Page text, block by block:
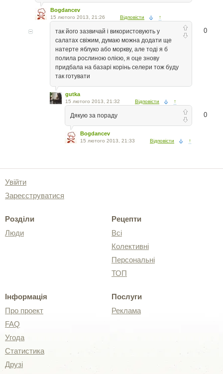
Bogdancev
15 лютого 2013, 21:26 Відповісти ↑
0
так його зазвичай і використовують у
салатах свіжим, думаю можна додати ще
натерте яблуко або моркву, але тоді я б
полила рослиною олією, я оце знову
придбала на базарі корінь селери тож буду
так готувати
gutka
15 лютого 2013, 21:32 Відповісти ↑
0
Дякую за пораду
Bogdancev
15 лютого 2013, 21:33 Відповісти ↑
Увійти
Зареєструватися
Розділи
Люди
Рецепти
Всі
Колективні
Персональні
ТОП
Інформація
Про проект
FAQ
Угода
Статистика
Друзі
Послуги
Реклама